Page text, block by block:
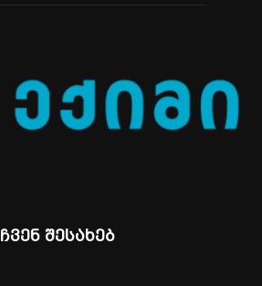
ჩვენ შესახებ